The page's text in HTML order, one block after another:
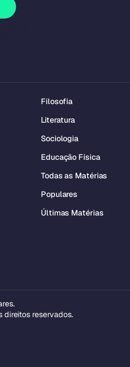
Filosofia
Literatura
Sociologia
Educação Física
Todas as Matérias
Populares
Últimas Matérias
direitos reservados.